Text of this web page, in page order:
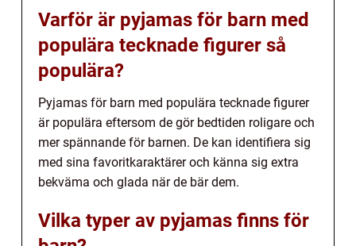
Varför är pyjamas för barn med
populära tecknade figurer så
populära?
Pyjamas för barn med populära tecknade figurer
är populära eftersom de gör bedtiden roligare och
mer spännande för barnen. De kan identifiera sig
med sina favoritkaraktärer och känna sig extra
bekväma och glada när de bär dem.
Vilka typer av pyjamas finns för